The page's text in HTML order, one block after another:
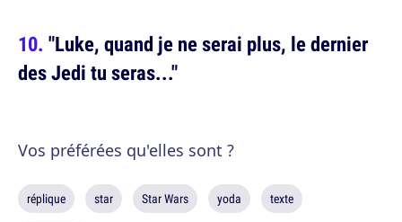
"Luke, quand je ne serai plus, le dernier
des Jedi tu seras..."
Vos préférées qu'elles sont ?
réplique star Star Wars yoda texte